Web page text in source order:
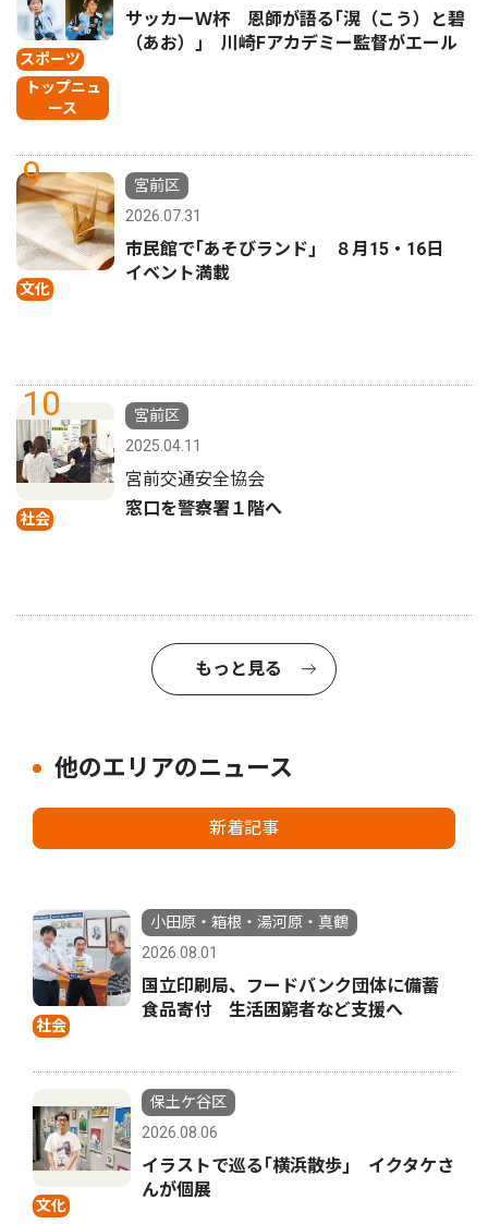
スポーツ
トップニュ
ース
サッカーＷ杯 恩師が語る｢滉（こう）と碧
（あお）｣ 川崎Fアカデミー監督がエール
9
文化
宮前区
2026.07.31
市民館で｢あそびランド｣ ８月15・16日
イベント満載
10
社会
宮前区
2025.04.11
宮前交通安全協会
窓口を警察署１階へ
もっと見る
他のエリアのニュース
新着記事
社会
小田原・箱根・湯河原・真鶴
2026.08.01
国立印刷局、フードバンク団体に備蓄
食品寄付 生活困窮者など支援へ
文化
保土ケ谷区
2026.08.06
イラストで巡る｢横浜散歩｣ イクタケさ
んが個展